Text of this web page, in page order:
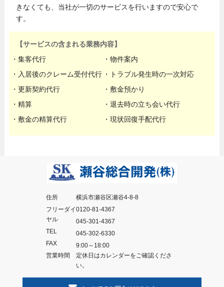
きなくても、当社が一切のサービスを行いますので安心で
す。
【サービスの含まれる業務内容】
・集客代行
・物件案内
・入居後のクレーム受付代行 ・トラブル発生時の一次対応
・更新契約代行
・敷金預かり
・精算
・退去時の立ち会い代行
・敷金の精算代行
・現状回復手配代行
住所
横浜市瀬谷区瀬谷4-8-8
フリーダイ
ヤル
0120-81-4367
TEL
045-301-4367
FAX
045-302-6330
営業時間
9:00～18:00
定休日はカレンダーをご確認くださ
い。